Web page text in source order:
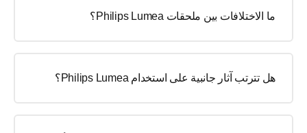
ما الاختلافات بين ملحقات Philips Lumea؟
هل تترتب آثار جانبية على استخدام Philips Lumea؟